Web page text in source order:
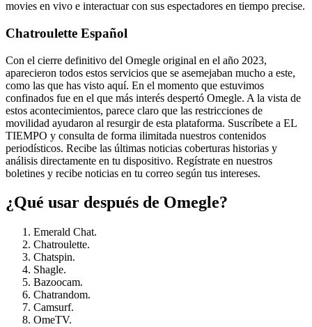
movies en vivo e interactuar con sus espectadores en tiempo precise.
Chatroulette Español
Con el cierre definitivo del Omegle original en el año 2023,
aparecieron todos estos servicios que se asemejaban mucho a este,
como las que has visto aquí. En el momento que estuvimos
confinados fue en el que más interés despertó Omegle. A la vista de
estos acontecimientos, parece claro que las restricciones de
movilidad ayudaron al resurgir de esta plataforma. Suscríbete a EL
TIEMPO y consulta de forma ilimitada nuestros contenidos
periodísticos. Recibe las últimas noticias coberturas historias y
análisis directamente en tu dispositivo. Regístrate en nuestros
boletines y recibe noticias en tu correo según tus intereses.
¿Qué usar después de Omegle?
Emerald Chat.
Chatroulette.
Chatspin.
Shagle.
Bazoocam.
Chatrandom.
Camsurf.
OmeTV.